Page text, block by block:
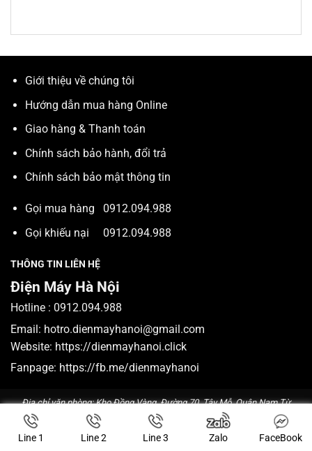
Giới thiệu về chúng tôi
Hướng dẫn mua hàng Online
Giao hàng & Thanh toán
Chính sách bảo hành, đổi trả
Chính sách bảo mật thông tin
Gọi mua hàng 0912.094.988
Gọi khiếu nại 0912.094.988
THÔNG TIN LIÊN HỆ
Điện Máy Hà Nội
Hotline : 0912.094.988
Email: hotro.dienmayhanoi@gmail.com
Website: https://dienmayhanoi.click
Fanpage: https://fb.me/dienmayhanoi
Địa chỉ văn phòng: Kho Đồng Vàng, Đường 70, Tây Mỗ, Quận Nam Từ
Liêm, Hà Nội. Điện thoại:
0912.094.988 . Email:
hotro.dienmayhanoi@gmail.com
Line 1 Line 2 Line 3 Zalo FaceBook